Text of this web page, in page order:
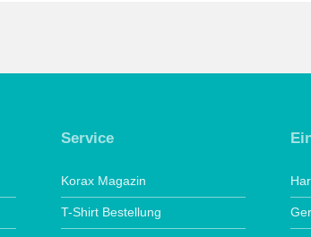
Service
Korax Magazin
T-Shirt Bestellung